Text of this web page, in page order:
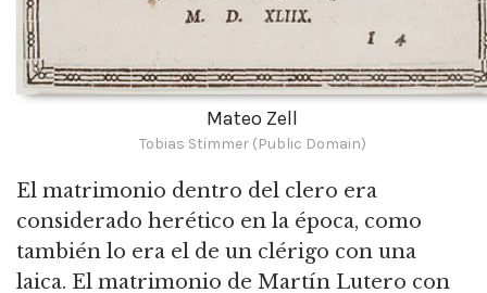
Mateo Zell
Tobias Stimmer (Public Domain)
El matrimonio dentro del clero era
considerado herético en la época, como
también lo era el de un clérigo con una
laica. El matrimonio de Martín Lutero con